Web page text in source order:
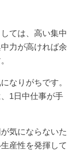
ては、高い集中
力が高ければ余
なりがちです。
1日中仕事が手
気にならないた
産性を発揮して